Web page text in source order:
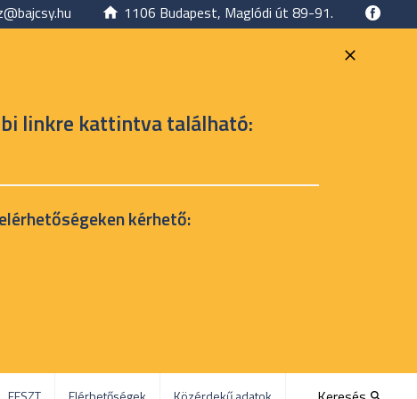
1106 Budapest, Maglódi út 89-91.
linkre kattintva található:
kérhető: